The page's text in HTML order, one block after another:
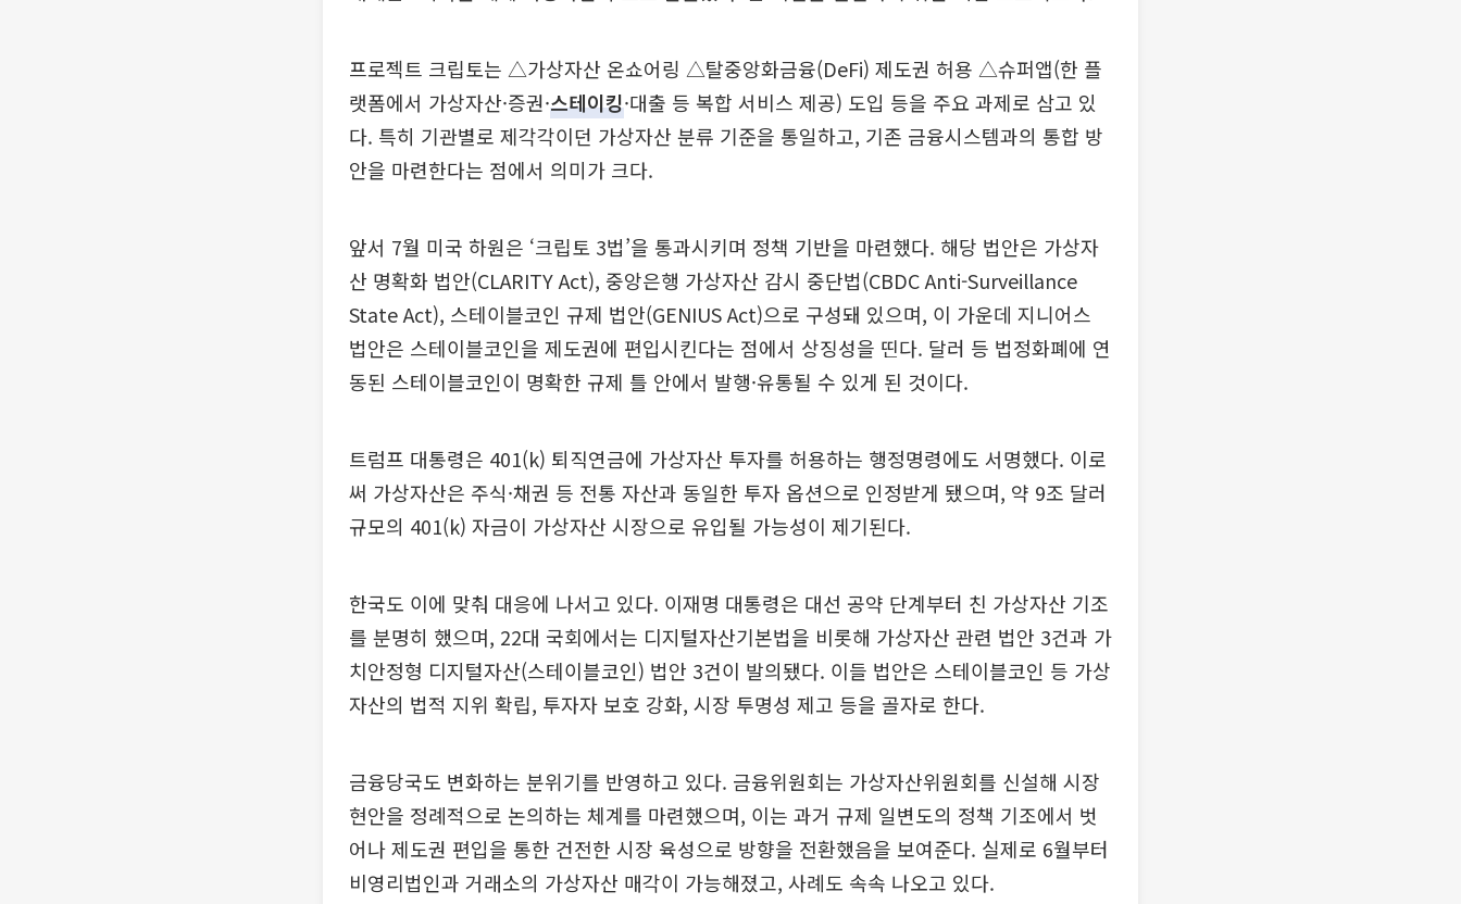
프로젝트 크립토는 △가상자산 온쇼어링 △탈중앙화금융(DeFi) 제도권 허용 △슈퍼앱(한 플
랫폼에서 가상자산·증권·스테이킹·대출 등 복합 서비스 제공) 도입 등을 주요 과제로 삼고 있
다. 특히 기관별로 제각각이던 가상자산 분류 기준을 통일하고, 기존 금융시스템과의 통합 방
안을 마련한다는 점에서 의미가 크다.
앞서 7월 미국 하원은 ‘크립토 3법’을 통과시키며 정책 기반을 마련했다. 해당 법안은 가상자
산 명확화 법안(CLARITY Act), 중앙은행 가상자산 감시 중단법(CBDC Anti-Surveillance
State Act), 스테이블코인 규제 법안(GENIUS Act)으로 구성돼 있으며, 이 가운데 지니어스
법안은 스테이블코인을 제도권에 편입시킨다는 점에서 상징성을 띤다. 달러 등 법정화폐에 연
동된 스테이블코인이 명확한 규제 틀 안에서 발행·유통될 수 있게 된 것이다.
트럼프 대통령은 401(k) 퇴직연금에 가상자산 투자를 허용하는 행정명령에도 서명했다. 이로
써 가상자산은 주식·채권 등 전통 자산과 동일한 투자 옵션으로 인정받게 됐으며, 약 9조 달러
규모의 401(k) 자금이 가상자산 시장으로 유입될 가능성이 제기된다.
한국도 이에 맞춰 대응에 나서고 있다. 이재명 대통령은 대선 공약 단계부터 친 가상자산 기조
를 분명히 했으며, 22대 국회에서는 디지털자산기본법을 비롯해 가상자산 관련 법안 3건과 가
치안정형 디지털자산(스테이블코인) 법안 3건이 발의됐다. 이들 법안은 스테이블코인 등 가상
자산의 법적 지위 확립, 투자자 보호 강화, 시장 투명성 제고 등을 골자로 한다.
금융당국도 변화하는 분위기를 반영하고 있다. 금융위원회는 가상자산위원회를 신설해 시장
현안을 정례적으로 논의하는 체계를 마련했으며, 이는 과거 규제 일변도의 정책 기조에서 벗
어나 제도권 편입을 통한 건전한 시장 육성으로 방향을 전환했음을 보여준다. 실제로 6월부터
비영리법인과 거래소의 가상자산 매각이 가능해졌고, 사례도 속속 나오고 있다.